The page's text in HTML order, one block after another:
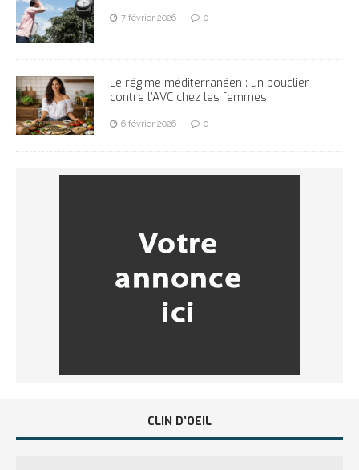
7 février 2026 0
Le régime méditerranéen : un bouclier
contre l’AVC chez les femmes
6 février 2026 0
CLIN D’OEIL